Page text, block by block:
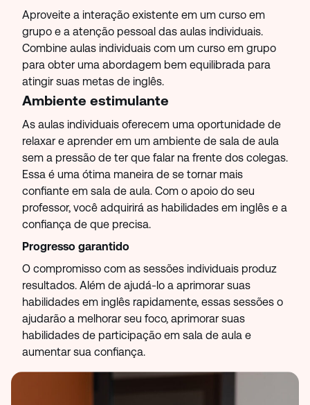
Aproveite a interação existente em um curso em
grupo e a atenção pessoal das aulas individuais.
Combine aulas individuais com um curso em grupo
para obter uma abordagem bem equilibrada para
atingir suas metas de inglês.
Ambiente estimulante
As aulas individuais oferecem uma oportunidade de
relaxar e aprender em um ambiente de sala de aula
sem a pressão de ter que falar na frente dos colegas.
Essa é uma ótima maneira de se tornar mais
confiante em sala de aula. Com o apoio do seu
professor, você adquirirá as habilidades em inglês e a
confiança de que precisa.
Progresso garantido
O compromisso com as sessões individuais produz
resultados. Além de ajudá-lo a aprimorar suas
habilidades em inglês rapidamente, essas sessões o
ajudarão a melhorar seu foco, aprimorar suas
habilidades de participação em sala de aula e
aumentar sua confiança.